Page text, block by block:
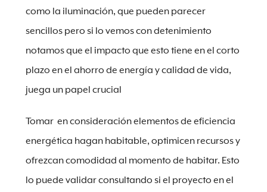
como la iluminación, que pueden parecer
sencillos pero si lo vemos con detenimiento
notamos que el impacto que esto tiene en el corto
plazo en el ahorro de energía y calidad de vida,
juega un papel crucial
Tomar en consideración elementos de eficiencia
energética hagan habitable, optimicen recursos y
ofrezcan comodidad al momento de habitar. Esto
lo puede validar consultando si el proyecto en el